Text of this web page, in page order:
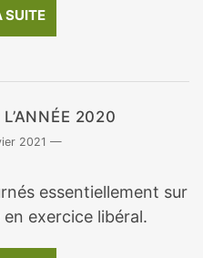
SUITE
2020
2021
essentiellement sur
en exercice libéral.